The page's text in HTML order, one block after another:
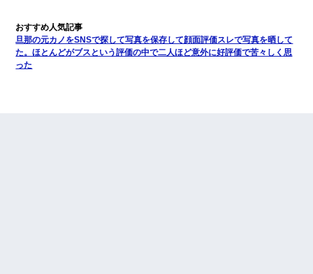
旦那の元カノをSNSで探して写真を保存して顔面評価スレで写真を晒して
た。ほとんどがブスという評価の中で二人ほど意外に好評価で苦々しく思
った